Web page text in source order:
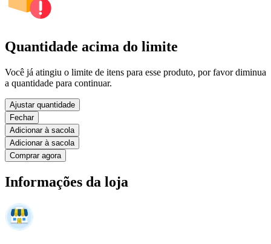
Quantidade acima do limite
Você já atingiu o limite de itens para esse produto, por favor diminua
a quantidade para continuar.
Ajustar quantidade
Fechar
Adicionar à sacola
Adicionar à sacola
Comprar agora
Informações da loja